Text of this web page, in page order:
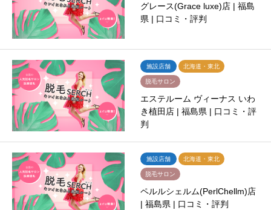
グレース(Grace luxe)店 | 福島
県 | 口コミ・評判
施設店舗 北海道・東北
脱毛サロン
エステルーム ヴィーナス いわ
き植田店 | 福島県 | 口コミ・評
判
施設店舗 北海道・東北
脱毛サロン
ペルルシェルム(PerlChellm)店
| 福島県 | 口コミ・評判